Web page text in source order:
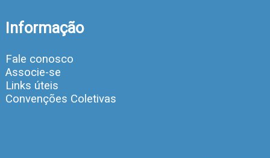
Informação
Fale conosco
Associe-se
Links úteis
Convenções Coletivas